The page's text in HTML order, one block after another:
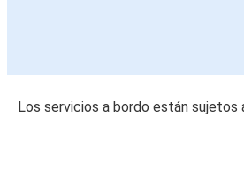
Los servicios a bordo están sujetos